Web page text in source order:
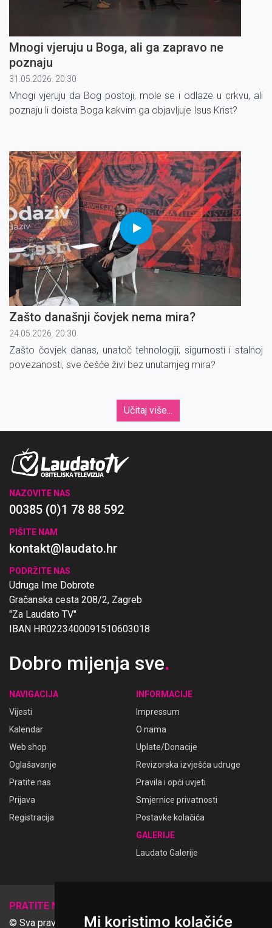
Mi koristimo kolačiće
Mnogi vjeruju u Boga, ali ga zapravo ne
poznaju
31.05.2026. 20:30
Mnogi vjeruju da Bog postoji, mole se i odlaze u crkvu, ali
poznaju li doista Boga kakvim ga objavljuje Isus Krist?
Zašto današnji čovjek nema mira?
24.05.2026. 20:30
Zašto čovjek danas, unatoč tehnologiji, sigurnosti i stalnoj
povezanosti, sve češće živi bez unutarnjeg mira?
Učitaj više...
NAZOVITE NAS
00385 (0)1 78 88 592
PIŠITE NAM
kontakt@laudato.hr
PODRŽITE NAS
Udruga Ime Dobrote
Gračanska cesta 208/2, Zagreb
"Za Laudato TV"
IBAN HR0223400091510603018
Dobro mijenja sve.
NAVIGACIJA
Vijesti
Kalendar
Web shop
Oglašavanje
Pratite nas
Prijava
Registracija
INFORMACIJE
Impressum
O nama
Uplate/Donacije
Revizorska izvješća udruge
Pravila i opći uvjeti
Smjernice privatnosti
Postavke kolačića
GALERIJE
Laudato Galerije
PRATITE NAS
© Sva prava pridržana Udruga Ime dobrote